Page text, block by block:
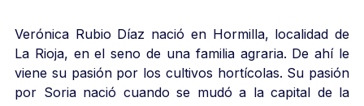
Verónica Rubio Díaz nació en Hormilla, localidad de
La Rioja, en el seno de una familia agraria. De ahí le
viene su pasión por los cultivos hortícolas. Su pasión
por Soria nació cuando se mudó a la capital de la